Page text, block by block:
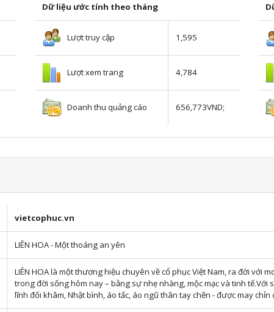
Dữ liệu ước tính theo tháng
Lượt truy cập 1,595
Lượt xem trang 4,784
Doanh thu quảng cáo 656,773VND;
vietcophuc.vn
LIÊN HOA - Một thoáng an yên
LIÊN HOA là một thương hiệu chuyên về cổ phục Việt Nam, ra đời với
trong đời sống hôm nay – bằng sự nhẹ nhàng, mộc mạc và tinh
lĩnh đối khâm, Nhật bình, áo tấc, áo ngũ thân tay chẽn - được may chỉn